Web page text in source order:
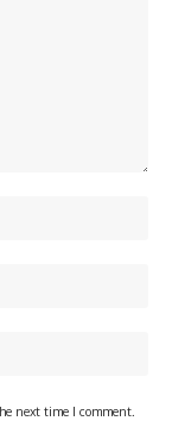
next time I comment.